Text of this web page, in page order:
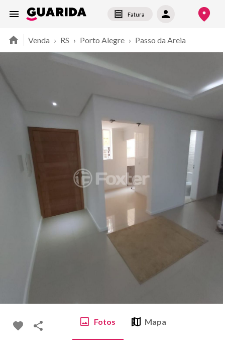
Fatura
Venda › RS › Porto Alegre › Passo da Areia
Fotos Mapa